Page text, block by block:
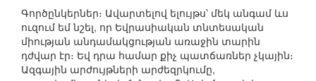
Գործընկերներ։ Ավարտելով ելույթս՝ մեկ անգամ ևս
ուզում եմ նշել, որ Եվրասիական տնտեսական
միության անդամակցության առաջին տարին
դժվար էր։ Եվ դրա համար քիչ պատճառներ չկային։
Ազգային արժույթների արժեզրկումը,